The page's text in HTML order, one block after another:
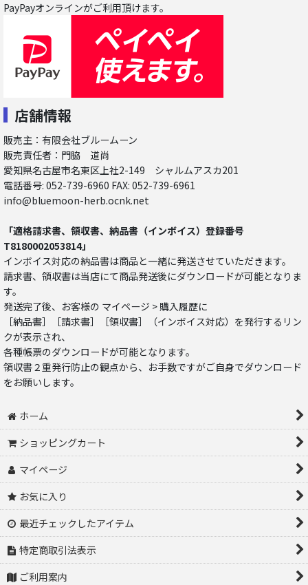
PayPayオンラインがご利用頂けます。
店舗情報
販売主：有限会社ブルームーン
販売責任者：門脇 道尚
愛知県名古屋市名東区上社2-149 シャルムアスカ201
電話番号: 052-739-6960 FAX: 052-739-6961
info@bluemoon-herb.ocnk.net
「適格請求書、領収書、納品書（インボイス）登録番号
T8180002053814」
インボイス対応の納品書は商品と一緒に発送させていただきます。
請求書、領収書は当店にて商品発送後にダウンロードが可能となりま
す。
発送完了後、お客様の マイページ > 購入履歴に
［納品書］［請求書］［領収書］（インボイス対応）を発行するリン
クが表示され、
各種帳票のダウンロードが可能となります。
領収書２重発行防止の観点から、お手数ですがご自身でダウンロード
をお願いします。
ホーム
ショッピングカート
マイページ
お気に入り
最近チェックしたアイテム
特定商取引法表示
ご利用案内